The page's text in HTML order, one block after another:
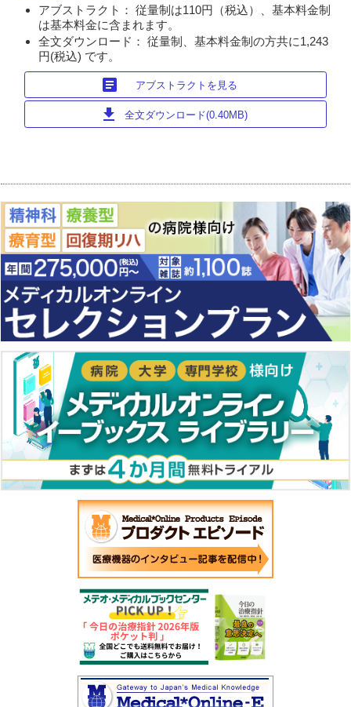
アブストラクト： 従量制は110円（税込）、基本料金制
は基本料金に含まれます。
全文ダウンロード： 従量制、基本料金制の方共に1,243
円(税込) です。
article アブストラクトを見る
download 全文ダウンロード(0.40MB)